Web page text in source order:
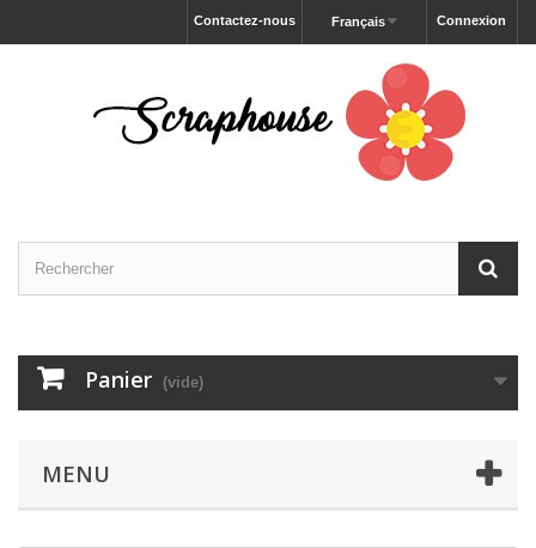
Connexion
Français
Contactez-nous
Panier (vide)
MENU